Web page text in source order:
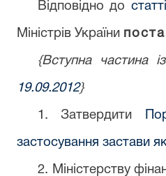
Відповідно до
Міністрів України
{Вступна частина
19.09.2012}
1. Затвердити
застосування застави
2. Міністерству